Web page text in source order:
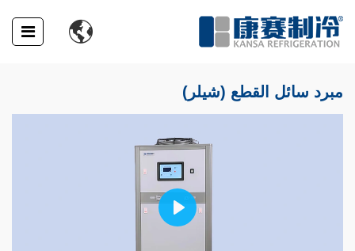

مبرد سائل القطع (شيلر)
Play